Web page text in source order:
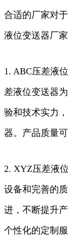
合适的厂家对
液位变送器厂家
1. ABC压差液
差液位变送器
验和技术实力
器。产品质量
2. XYZ压差液
设备和完善的
进，不断提升
个性化的定制